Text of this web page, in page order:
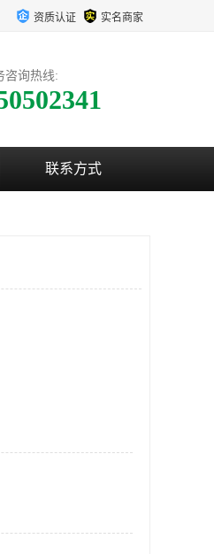
资质认证 实名商家
咨询热线:
联系方式